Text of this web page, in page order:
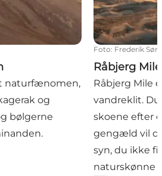
naturfænomen,
og
bølgerne
Foto: Frederik
Råbjerg Mile
Råbjerg Mile
vandreklit.
skoene efter
gengæld vil
syn, du ikke
naturskønne